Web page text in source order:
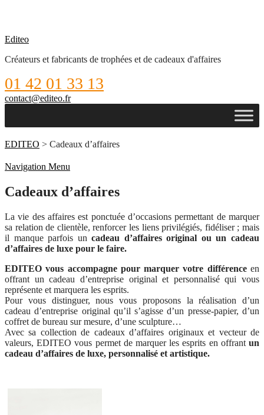
Editeo
Créateurs et fabricants de trophées et de cadeaux d'affaires
01 42 01 33 13
contact@editeo.fr
EDITEO > Cadeaux d’affaires
Navigation Menu
Cadeaux d’affaires
La vie des affaires est ponctuée d’occasions permettant de marquer
sa relation de clientèle, renforcer les liens privilégiés, fidéliser ; mais
il manque parfois uncadeau d’affaires original ou un cadeau
d’affaires de luxe pour le faire.
EDITEO vous accompagne pour marquer votre différenceen
offrant un cadeau d’entreprise original et personnalisé qui vous
représente et marquera les esprits.
Pour vous distinguer, nous vous proposons la réalisation d’un
cadeau d’entreprise original qu’il s’agisse d’un presse-papier, d’un
coffret de bureau sur mesure, d’une sculpture…
Avec sa collection de cadeaux d’affaires originaux et vecteur de
valeurs, EDITEO vous permet de marquer les esprits en offrant un
cadeau d’affaires de luxe, personnalisé et artistique.